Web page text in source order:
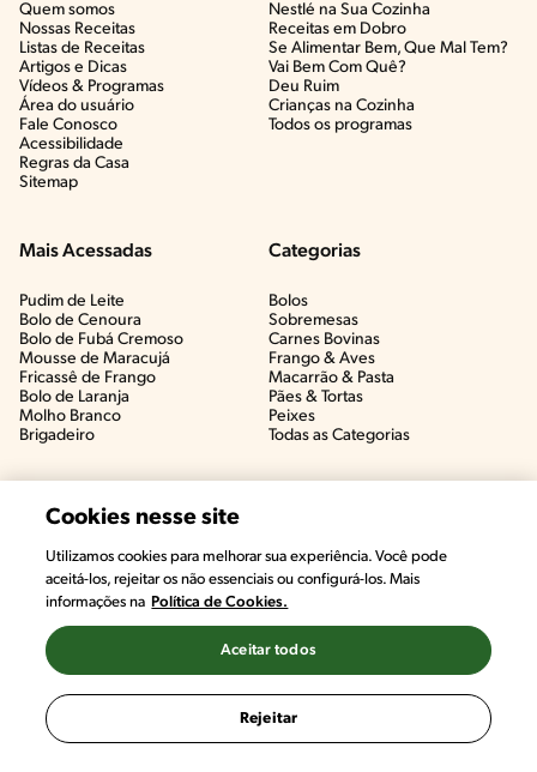
Quem somos
Nossas Receitas
Listas de Receitas​
Artigos e Dicas​
Vídeos & Programas​
Área do usuário
Fale Conosco
Acessibilidade
Regras da Casa
Sitemap
Nestlé na Sua Cozinha
Receitas em Dobro
Se Alimentar Bem, Que Mal Tem?​
Vai Bem Com Quê?​
Deu Ruim​
Crianças na Cozinha​
Todos os programas
Mais Acessadas
Pudim de Leite
Bolo de Cenoura
Bolo de Fubá Cremoso
Mousse de Maracujá
Fricassê de Frango
Bolo de Laranja
Molho Branco
Brigadeiro
Categorias
Bolos
Sobremesas
Carnes Bovinas​
Frango & Aves​
Macarrão & Pasta​
Pães & Tortas​
Peixes
Todas as Categorias
Cookies nesse site
Utilizamos cookies para melhorar sua experiência. Você pode
aceitá-los, rejeitar os não essenciais ou configurá-los. Mais
informações na Política de Cookies.
Rejeitar
Aceitar todos